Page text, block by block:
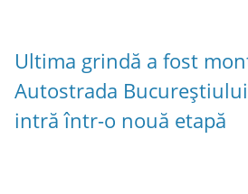
Ultima grindă a fost
Autostrada
intră într-o nouă etapă